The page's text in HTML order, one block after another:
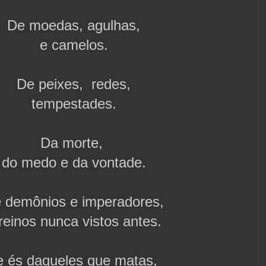
De moedas, agulhas,
e camelos.
De peixes, redes,
tempestades.
Da morte,
do medo e da vontade.
demônios e imperadores,
nunca vistos antes.
és daqueles que matas,